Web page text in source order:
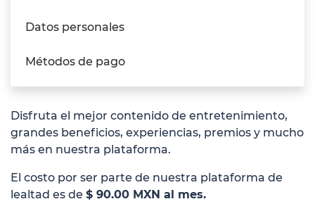
Disfruta el mejor contenido de entretenimiento,
grandes beneficios, experiencias, premios y mucho
más en nuestra plataforma.
El costo por ser parte de nuestra plataforma de
lealtad es de $ 90.00 MXN al mes.
Datos personales
Métodos de pago